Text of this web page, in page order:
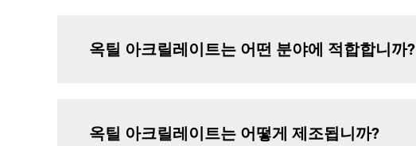
옥틸 아크릴레이트는 어떤 분야에 적합합니까?
옥틸 아크릴레이트는 어떻게 제조됩니까?